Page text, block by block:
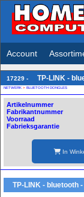
Account
17229 - TP-LINK -
NETWERK > BLUETOOTH DONGLES
Artikelnummer
Fabrikantnummer
Voorraad
Fabrieksgarantie
In
TP-LINK - bluetooth